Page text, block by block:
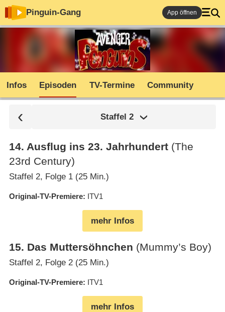
Pinguin-Gang App öffnen
Infos Episoden TV-Termine Community
Staffel 2
14. Ausflug ins 23. Jahrhundert (The
23rd Century)
Staffel 2, Folge 1 (25 Min.)
Original-TV-Premiere ITV1
mehr Infos
15. Das Muttersöhnchen (Mummy’s Boy)
Staffel 2, Folge 2 (25 Min.)
Original-TV-Premiere ITV1
mehr Infos